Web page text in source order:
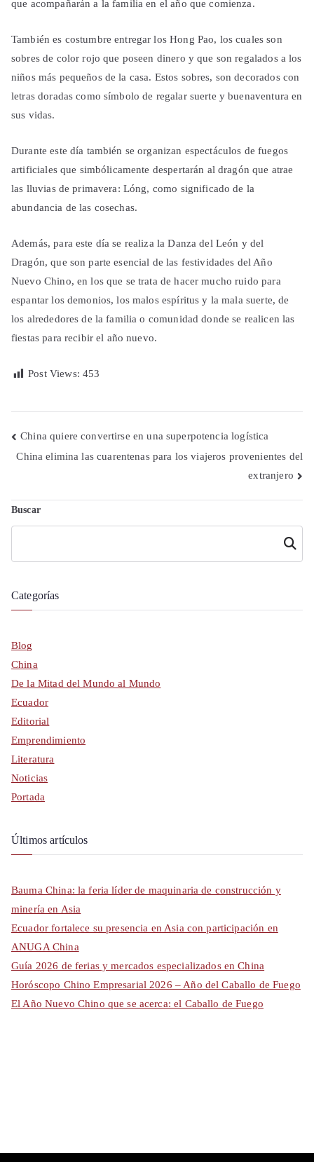
que acompañarán a la familia en el año que comienza.
También es costumbre entregar los Hong Pao, los cuales son
sobres de color rojo que poseen dinero y que son regalados a los
niños más pequeños de la casa. Estos sobres, son decorados con
letras doradas como símbolo de regalar suerte y buenaventura en
sus vidas.
Durante este día también se organizan espectáculos de fuegos
artificiales que simbólicamente despertarán al dragón que atrae
las lluvias de primavera: Lóng, como significado de la
abundancia de las cosechas.
Además, para este día se realiza la Danza del León y del
Dragón, que son parte esencial de las festividades del Año
Nuevo Chino, en los que se trata de hacer mucho ruido para
espantar los demonios, los malos espíritus y la mala suerte, de
los alrededores de la familia o comunidad donde se realicen las
fiestas para recibir el año nuevo.
Post Views: 453
Navegación
de
entradas
China quiere convertirse en una superpotencia logística
China elimina las cuarentenas para los viajeros provenientes del
extranjero
Buscar
Buscar
Categorías
Blog
China
De la Mitad del Mundo al Mundo
Ecuador
Editorial
Emprendimiento
Literatura
Noticias
Portada
Últimos artículos
Bauma China: la feria líder de maquinaria de construcción y
minería en Asia
Ecuador fortalece su presencia en Asia con participación en
ANUGA China
Guía 2026 de ferias y mercados especializados en China
Horóscopo Chino Empresarial 2026 – Año del Caballo de Fuego
El Año Nuevo Chino que se acerca: el Caballo de Fuego